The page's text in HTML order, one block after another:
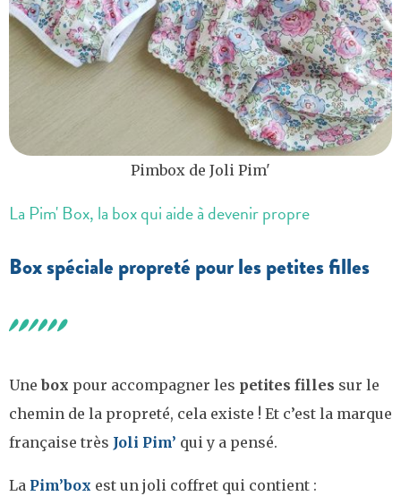
Pimbox de Joli Pim'
La Pim' Box, la box qui aide à devenir propre
Box spéciale propreté pour les petites filles
Une box pour accompagner les petites filles sur le
chemin de la propreté, cela existe ! Et c’est la marque
française très Joli Pim’ qui y a pensé.
La Pim’box est un joli coffret qui contient :